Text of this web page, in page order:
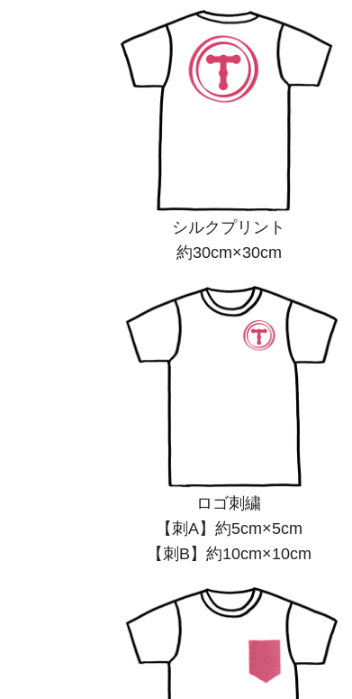
シルクプリント
約30cm×30cm
ロゴ刺繍
【刺A】約5cm×5cm
【刺B】約10cm×10cm